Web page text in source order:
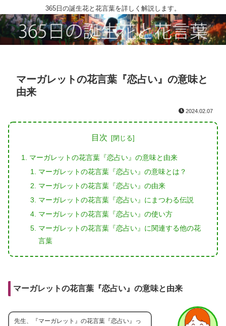
365日の誕生花と花言葉を詳しく解説します。
マーガレットの花言葉『恋占い』の意味と
由来
2024.02.07
目次
マーガレットの花言葉『恋占い』の意味と由来
マーガレットの花言葉『恋占い』の意味とは？
マーガレットの花言葉『恋占い』の由来
マーガレットの花言葉『恋占い』にまつわる伝説
マーガレットの花言葉『恋占い』の使い方
マーガレットの花言葉『恋占い』に関連する他の花
言葉
マーガレットの花言葉『恋占い』の意味と由来
先生、『マーガレット』の花言葉『恋占い』っ